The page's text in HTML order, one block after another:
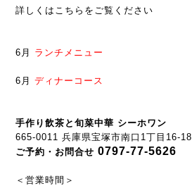
詳しくはこちらをご覧ください
6月 ランチメニュー
6月 ディナーコース
手作り飲茶と旬菜中華 シーホワン
665-0011 兵庫県宝塚市南口1丁目16-18
ご予約・お問合せ 0797-77-5626
＜営業時間＞